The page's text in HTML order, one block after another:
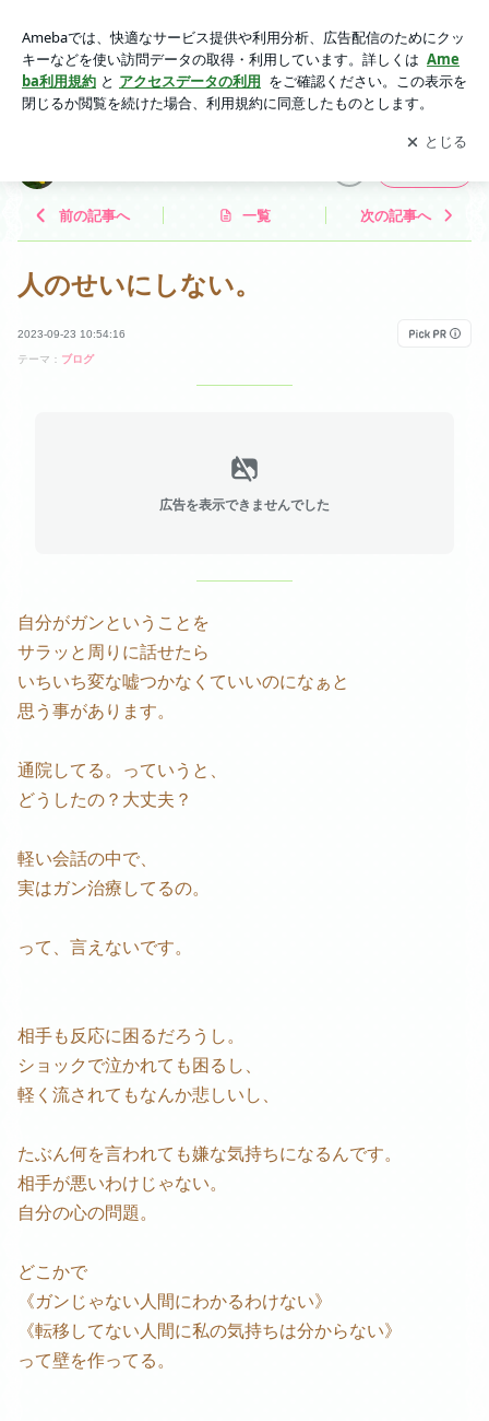
アプリをダウンロードして ブログの更新通知
を受け取りまし
ょう。
開く
前の記事へ 一覧 次の記事へ
人のせいにしない。
2023-09-23 10:54:16
テーマ： ブログ
広告を表示できませんでした
自分がガンということを
サラッと周りに話せたら
いちいち変な嘘つかなくていいのになぁと
思う事があります。
通院してる。っていうと、
どうしたの？大丈夫？
軽い会話の中で、
実はガン治療してるの。
って、言えないです。
相手も反応に困るだろうし。
ショックで泣かれても困るし、
軽く流されてもなんか悲しいし、
たぶん何を言われても嫌な気持ちになるんです。
相手が悪いわけじゃない。
自分の心の問題。
どこかで
《ガンじゃない人間にわかるわけない》
《転移してない人間に私の気持ちは分からない》
って壁を作ってる。